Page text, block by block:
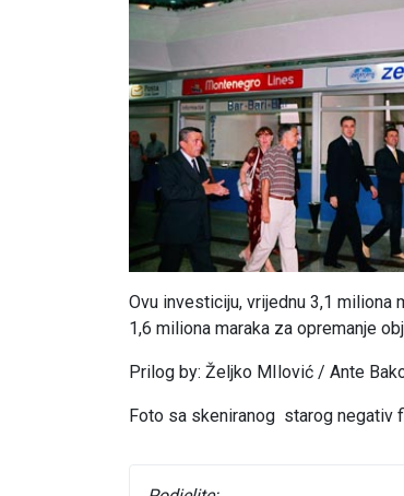
Ovu investiciju, vrijednu 3,1 miliona
1,6 miliona maraka za opremanje
Prilog by: Željko MIlović / Ante
Foto sa skeniranog starog negativ